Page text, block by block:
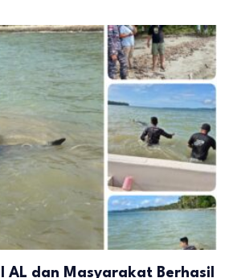
AL dan Masyarakat Berhasil